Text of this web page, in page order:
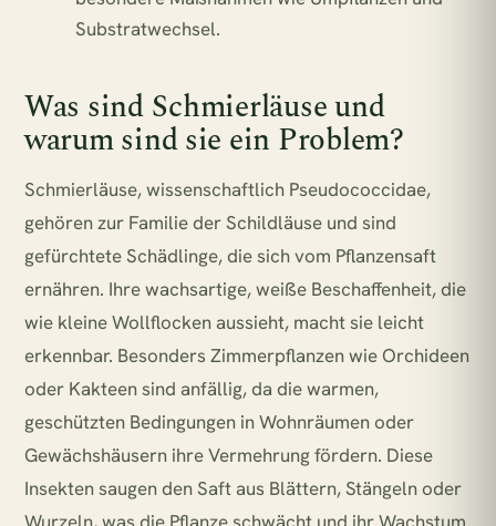
Substratwechsel.
Was sind Schmierläuse und
warum sind sie ein Problem?
Schmierläuse, wissenschaftlich Pseudococcidae,
gehören zur Familie der Schildläuse und sind
gefürchtete Schädlinge, die sich vom Pflanzensaft
ernähren. Ihre wachsartige, weiße Beschaffenheit, die
wie kleine Wollflocken aussieht, macht sie leicht
erkennbar. Besonders Zimmerpflanzen wie Orchideen
oder Kakteen sind anfällig, da die warmen,
geschützten Bedingungen in Wohnräumen oder
Gewächshäusern ihre Vermehrung fördern. Diese
Insekten saugen den Saft aus Blättern, Stängeln oder